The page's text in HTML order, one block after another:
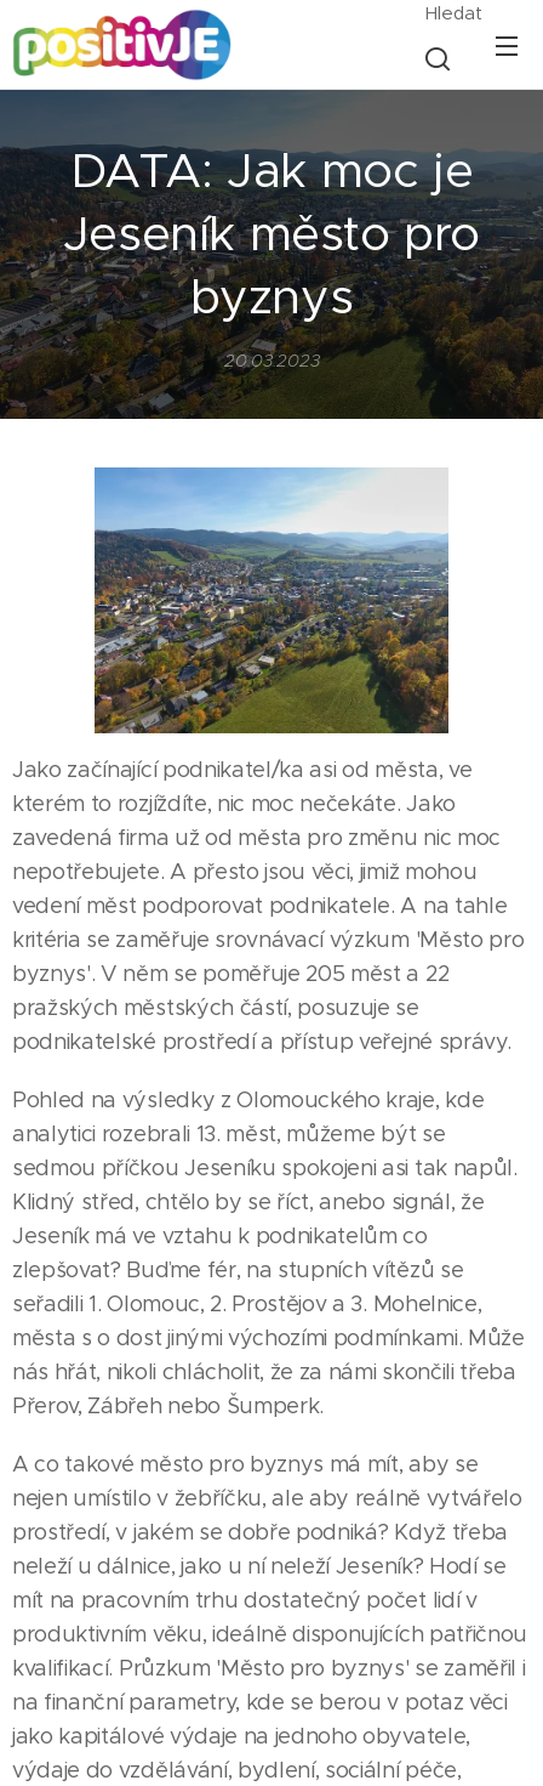
Hledat
DATA: Jak moc je
Jeseník město pro
byznys
20.03.2023
Jako začínající podnikatel/ka asi od města, ve
kterém to rozjíždíte, nic moc nečekáte. Jako
zavedená firma už od města pro změnu nic moc
nepotřebujete. A přesto jsou věci, jimiž mohou
vedení měst podporovat podnikatele. A na tahle
kritéria se zaměřuje srovnávací výzkum 'Město pro
byznys'. V něm se poměřuje 205 měst a 22
pražských městských částí, posuzuje se
podnikatelské prostředí a přístup veřejné správy.
Pohled na výsledky z Olomouckého kraje, kde
analytici rozebrali 13. měst, můžeme být se
sedmou příčkou Jeseníku spokojeni asi tak napůl.
Klidný střed, chtělo by se říct, anebo signál, že
Jeseník má ve vztahu k podnikatelům co
zlepšovat? Buďme fér, na stupních vítězů se
seřadili 1. Olomouc, 2. Prostějov a 3. Mohelnice,
města s o dost jinými výchozími podmínkami. Může
nás hřát, nikoli chlácholit, že za námi skončili třeba
Přerov, Zábřeh nebo Šumperk.
A co takové město pro byznys má mít, aby se
nejen umístilo v žebříčku, ale aby reálně vytvářelo
prostředí, v jakém se dobře podniká? Když třeba
neleží u dálnice, jako u ní neleží Jeseník? Hodí se
mít na pracovním trhu dostatečný počet lidí v
produktivním věku, ideálně disponujících patřičnou
kvalifikací. Průzkum 'Město pro byznys' se zaměřil i
na finanční parametry, kde se berou v potaz věci
jako kapitálové výdaje na jednoho obyvatele,
výdaje do vzdělávání, bydlení, sociální péče,